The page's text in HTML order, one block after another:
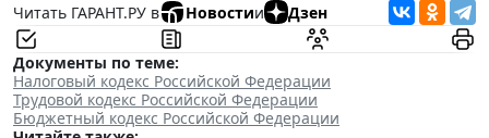
Читать ГАРАНТ.РУ в
Новостии Дзен
Документы по теме:
Налоговый кодекс Российской Федерации
Трудовой кодекс Российской Федерации
Бюджетный кодекс Российской Федерации